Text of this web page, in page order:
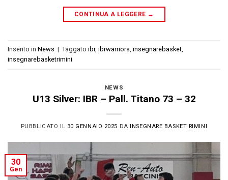
CONTINUA A LEGGERE →
Inserito in News | Taggato ibr, ibrwarriors insegnarebasket
insegnarebasketrimini
NEWS
U13 Silver: IBR – Pall. Titano 73 – 32
PUBBLICATO IL 30 GENNAIO 2025 DA INSEGNARE BASKET RIMINI
30
Gen